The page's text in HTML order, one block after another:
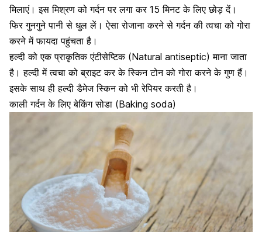
मिलाएं। इस मिश्रण को गर्दन पर लगा कर 15 मिनट के लिए छोड़ दें।
फिर गुनगुने पानी से धुल लें। ऐसा रोजाना करने से गर्दन की त्वचा को गोरा
करने में फायदा पहुंचता है।
हल्दी को एक प्राकृतिक एंटीसेप्टिक (Natural antiseptic) माना जाता
है। हल्दी में त्वचा को ब्राइट कर के स्किन टोन को गोरा करने के गुण हैं।
इसके साथ हीहल्दी डैमेज स्किन को भी रेपियरकरती है।
काली गर्दन के लिए बेकिंग सोडा (Baking soda)